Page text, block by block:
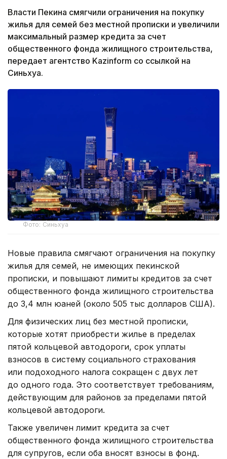
Власти Пекина смягчили ограничения на покупку
жилья для семей без местной прописки и увеличили
максимальный размер кредита за счет
общественного фонда жилищного строительства,
передает агентство Kazinform со ссылкой на
Синьхуа.
Фото: Синьхуа
Новые правила смягчают ограничения на покупку
жилья для семей, не имеющих пекинской
прописки, и повышают лимиты кредитов за счет
общественного фонда жилищного строительства
до 3,4 млн юаней (около 505 тыс долларов США).
Для физических лиц без местной прописки,
которые хотят приобрести жилье в пределах
пятой кольцевой автодороги, срок уплаты
взносов в систему социального страхования
или подоходного налога сокращен с двух лет
до одного года. Это соответствует требованиям,
действующим для районов за пределами пятой
кольцевой автодороги.
Также увеличен лимит кредита за счет
общественного фонда жилищного строительства
для супругов, если оба вносят взносы в фонд.